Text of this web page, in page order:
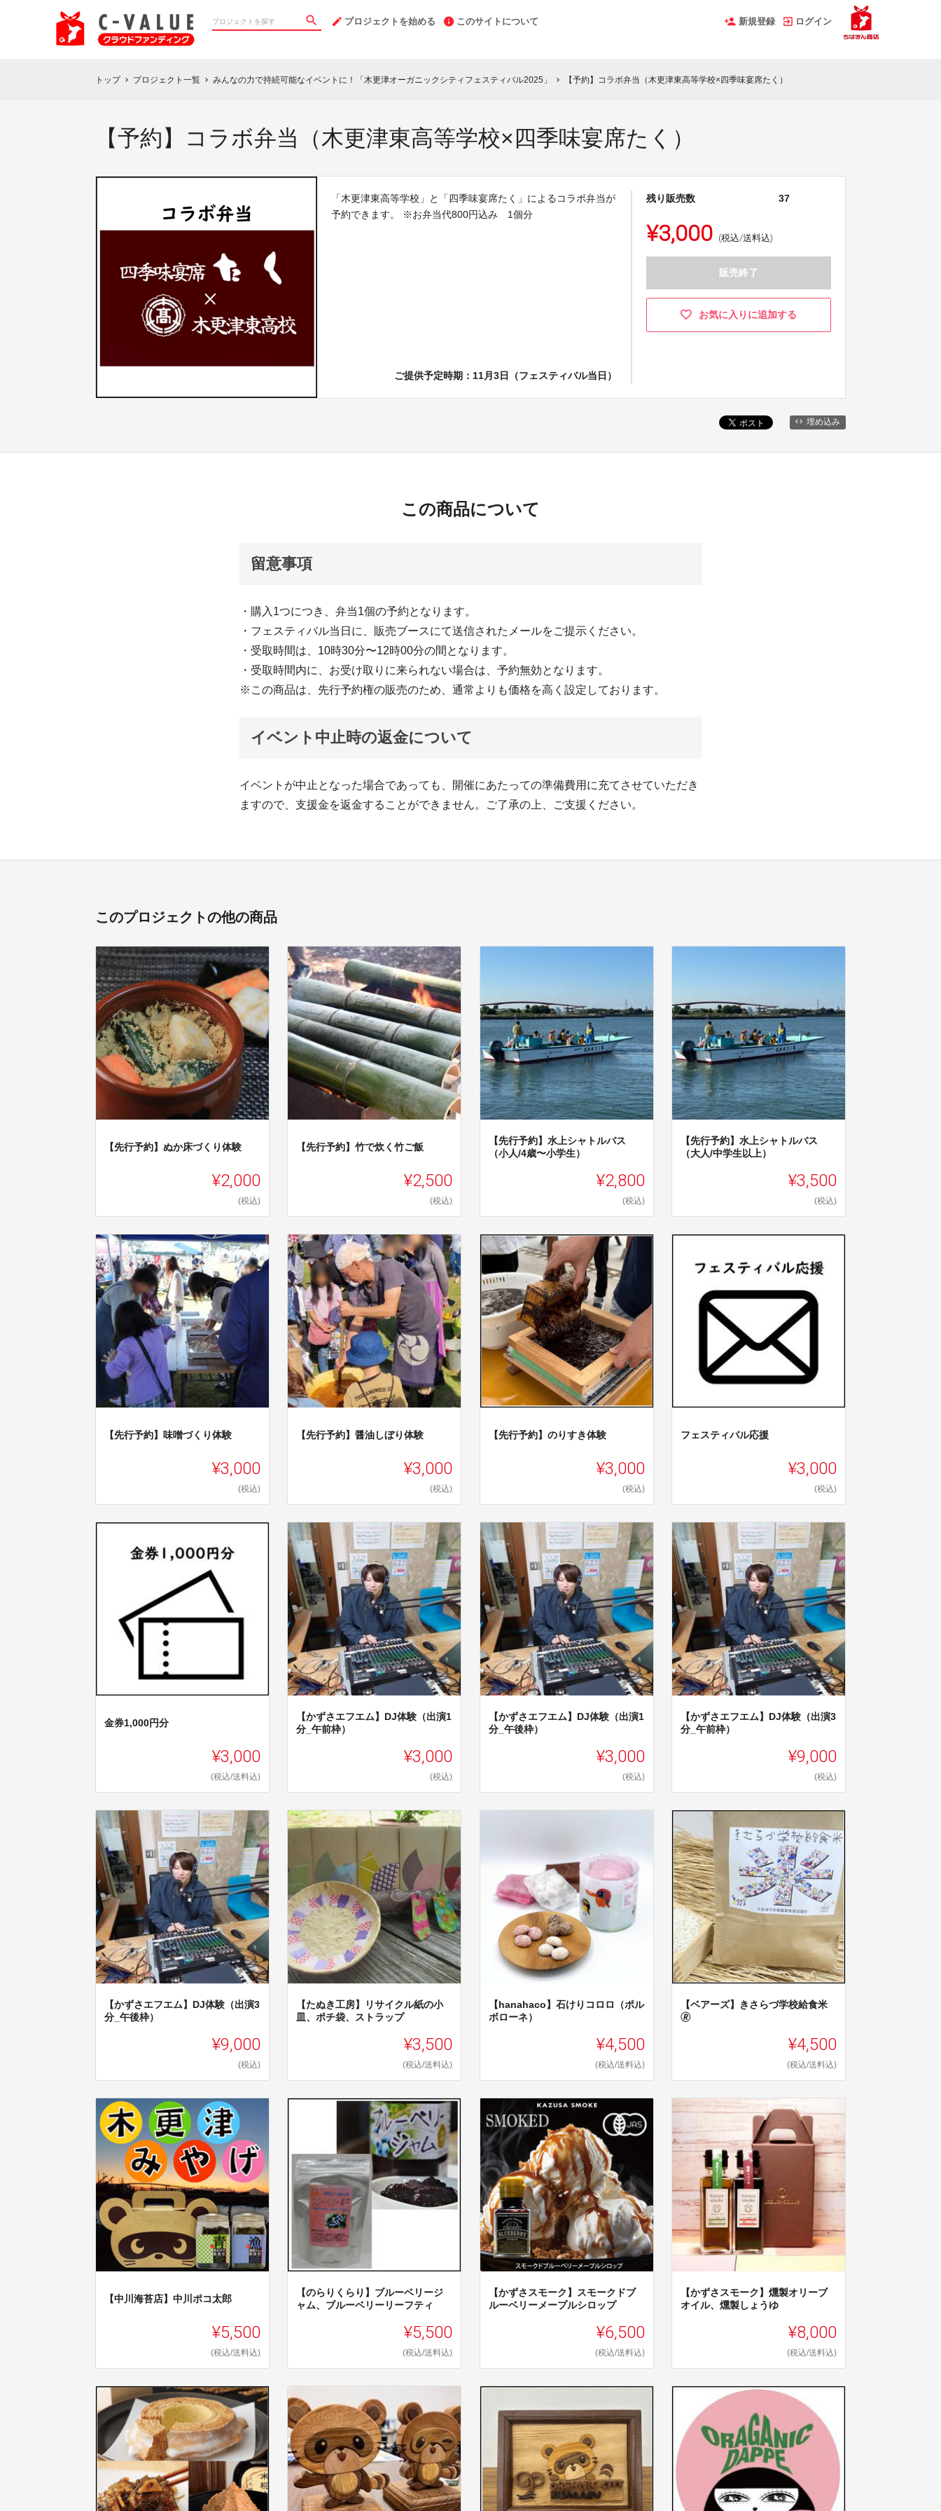
プロジェクトを始める このサイトについて 新規登録 ログイン
トップ chevron_right プロジェクト一覧 chevron_right みんなの力で持続可能なイベントに！「木更津オーガニックシティフェスティバル2025」 chevron_right 【予約】コラボ弁当（木更津東高等学校×四季味宴席たく）
【予約】コラボ弁当（木更津東高等学校×四季味宴席たく）
「木更津東高等学校」と「四季味宴席たく」によるコラボ弁当が
予約できます。 ※お弁当代800円込み 1個分
ご提供予定時期：11月3日（フェスティバル当日）
残り販売数 37
¥3,000 (税込/送料込)
販売終了
お気に入りに追加する
埋め込み
この商品について
留意事項
・購入1つにつき、弁当1個の予約となります。
・フェスティバル当日に、販売ブースにて送信されたメールをご提示ください。
・受取時間は、10時30分〜12時00分の間となります。
・受取時間内に、お受け取りに来られない場合は、予約無効となります。
※この商品は、先行予約権の販売のため、通常よりも価格を高く設定しております。
イベント中止時の返金について
イベントが中止となった場合であっても、開催にあたっての準備費用に充てさせていただき
ますので、支援金を返金することができません。ご了承の上、ご支援ください。
このプロジェクトの他の商品
【先行予約】ぬか床づくり体験
¥2,000
(税込)
【先行予約】竹で炊く竹ご飯
¥2,500
(税込)
【先行予約】水上シャトルバス
（小人/4歳〜小学生）
¥2,800
(税込)
【先行予約】水上シャトルバス
（大人/中学生以上）
¥3,500
(税込)
【先行予約】味噌づくり体験
¥3,000
(税込)
【先行予約】醤油しぼり体験
¥3,000
(税込)
【先行予約】のりすき体験
¥3,000
(税込)
フェスティバル応援
¥3,000
(税込)
金券1,000円分
¥3,000
(税込/送料込)
【かずさエフエム】DJ体験（出演1
分_午前枠）
¥3,000
(税込)
【かずさエフエム】DJ体験（出演1
分_午後枠）
¥3,000
(税込)
【かずさエフエム】DJ体験（出演3
分_午前枠）
¥9,000
(税込)
【かずさエフエム】DJ体験（出演3
分_午後枠）
¥9,000
(税込)
【たぬき工房】リサイクル紙の小
皿、ポチ袋、ストラップ
¥3,500
(税込/送料込)
【hanahaco】石けりコロロ（ポル
ボローネ）
¥4,500
(税込/送料込)
【ベアーズ】きさらづ学校給食米
🄬
¥4,500
(税込/送料込)
【中川海苔店】中川ポコ太郎
¥5,500
(税込/送料込)
【のらりくらり】ブルーベリージ
ャム、ブルーベリーリーフティ
¥5,500
(税込/送料込)
【かずさスモーク】スモークドブ
ルーベリーメープルシロップ
¥6,500
(税込/送料込)
【かずさスモーク】燻製オリーブ
オイル、燻製しょうゆ
¥8,000
(税込/送料込)